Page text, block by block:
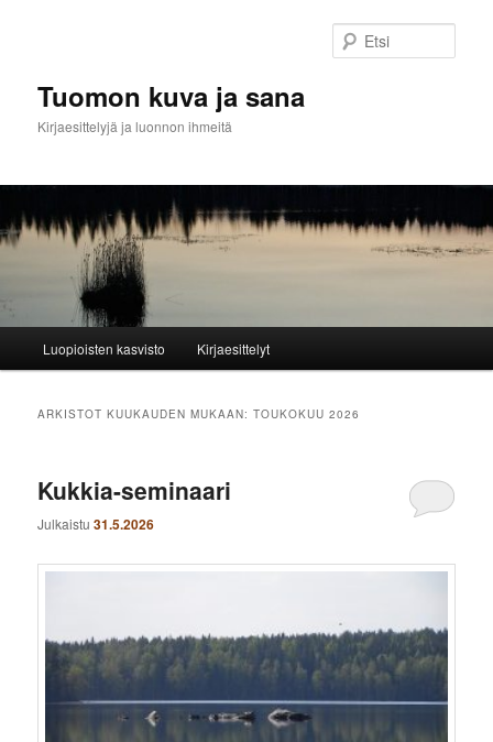
Tuomon kuva ja sana
Kirjaesittelyjä ja luonnon ihmeitä
Luopioisten kasvisto Kirjaesittelyt
ARKISTOT KUUKAUDEN MUKAAN:TOUKOKUU 2026
Kukkia-seminaari
Julkaistu31.5.2026